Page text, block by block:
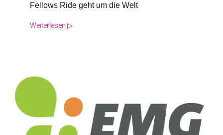
Fellows Ride geht um die Welt
Weiterlesen ▷